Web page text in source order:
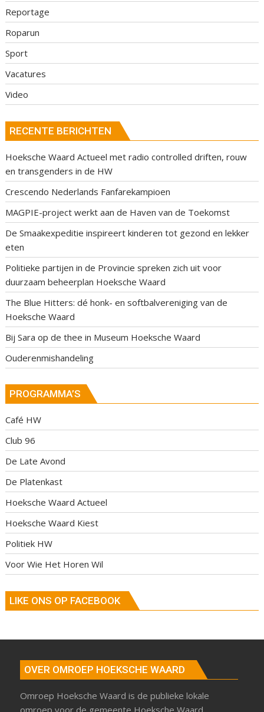
Reportage
Roparun
Sport
Vacatures
Video
RECENTE BERICHTEN
Hoeksche Waard Actueel met radio controlled driften, rouw
en transgenders in de HW
Crescendo Nederlands Fanfarekampioen
MAGPIE-project werkt aan de Haven van de Toekomst
De Smaakexpeditie inspireert kinderen tot gezond en lekker
eten
Politieke partijen in de Provincie spreken zich uit voor
duurzaam beheerplan Hoeksche Waard
The Blue Hitters: dé honk- en softbalvereniging van de
Hoeksche Waard
Bij Sara op de thee in Museum Hoeksche Waard
Ouderenmishandeling
PROGRAMMA’S
Café HW
Club 96
De Late Avond
De Platenkast
Hoeksche Waard Actueel
Hoeksche Waard Kiest
Politiek HW
Voor Wie Het Horen Wil
LIKE ONS OP FACEBOOK
OVER OMROEP HOEKSCHE WAARD
Omroep Hoeksche Waard is de publieke lokale
omroep voor de gemeente Hoeksche Waard.